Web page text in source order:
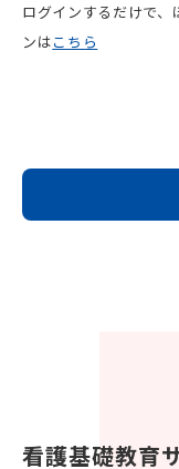
ログインするだけで
ンはこちら
看護基礎教育